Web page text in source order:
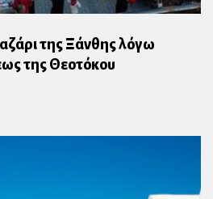
της Ξάνθης λόγω
της Θεοτόκου